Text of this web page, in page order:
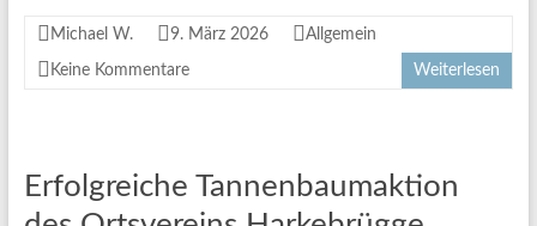
Michael W. 9. März 2026 Allgemein
Keine Kommentare Weiterlesen
Erfolgreiche Tannenbaumaktion